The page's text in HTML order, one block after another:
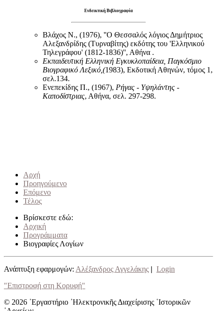
Ενδεικτική Βιβλιογραφία
Βλάχος Ν., (1976), ''Ο Θεσσαλός λόγιος Δημήτριος
Αλεξανδρίδης (Τυρναβίτης) εκδότης του 'Ελληνικού
Τηλεγράφου' (1812-1836)'', Αθήνα .
Εκπαιδευτική Ελληνική Εγκυκλοπαίδεια, Παγκόσμιο
Βιογραφικό Λεξικό,(1983), Εκδοτική Αθηνών, τόμος 1,
σελ.134.
Ενεπεκίδης Π., (1967), Ρήγας - Υψηλάντης -
Καποδίστριας, Αθήνα, σελ. 297-298.
Αρχή
Προηγούμενο
Επόμενο
Τέλος
Βρίσκεστε εδώ:
Αρχική
Προγράμματα
Βιογραφίες Λογίων
Ανάπτυξη εφαρμογών: Αλέξανδρος Αγγελάκης | Login
"Επιστροφή στη Κορυφή"
© 2026 ᾿Εργαστήριο ᾿Ηλεκτρονικῆς Διαχείρισης ῾Ιστορικῶν